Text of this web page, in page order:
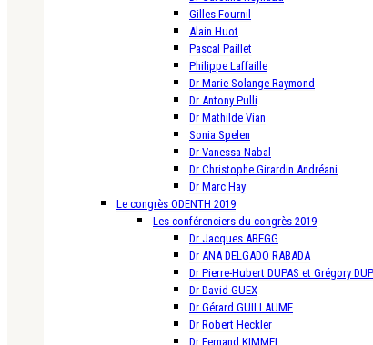
Gilles Fournil
Alain Huot
Pascal Paillet
Philippe Laffaille
Dr Marie-Solange Raymond
Dr Antony Pulli
Dr Mathilde Vian
Sonia Spelen
Dr Vanessa Nabal
Dr Christophe Girardin Andréani
Dr Marc Hay
Le congrès ODENTH 2019
Les conférenciers du congrès 2019
Dr Jacques ABEGG
Dr ANA DELGADO RABADA
Dr Pierre-Hubert DUPAS et Grégory
Dr David GUEX
Dr Gérard GUILLAUME
Dr Robert Heckler
Dr Fernand KIMMEL